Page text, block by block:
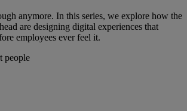
anymore. In this series, we explore how the
are designing digital experiences that
employees ever feel it.
people